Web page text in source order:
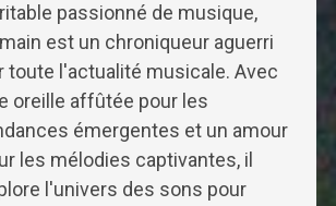
passionné de musique,
est un chroniqueur aguerri
toute l'actualité musicale. Avec
oreille affûtée pour les
émergentes et un amour
les mélodies captivantes, il
l'univers des sons pour